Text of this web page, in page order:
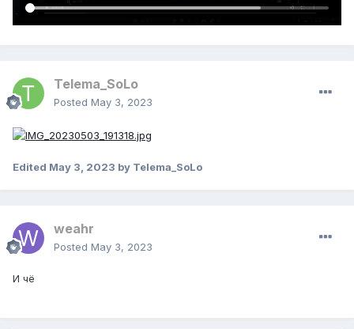
Telema_SoLo
Posted May 3, 2023
Edited May 3, 2023 by Telema_SoLo
weahr
Posted May 3, 2023
И чё